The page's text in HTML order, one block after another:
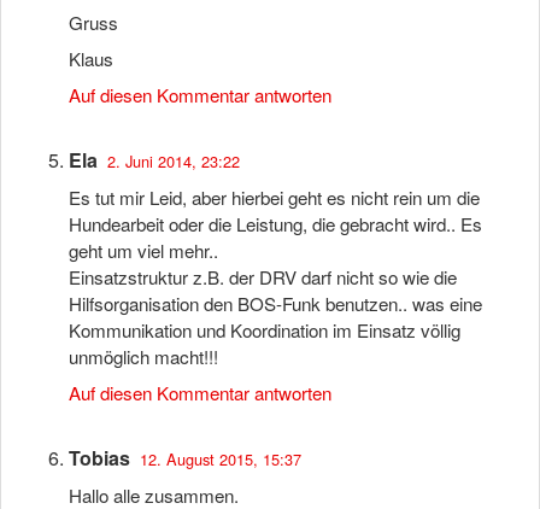
Gruss
Klaus
Auf diesen Kommentar antworten
Ela 2. Juni 2014, 23:22
Es tut mir Leid, aber hierbei geht es nicht rein um die
Hundearbeit oder die Leistung, die gebracht wird.. Es
geht um viel mehr..
Einsatzstruktur z.B. der DRV darf nicht so wie die
Hilfsorganisation den BOS-Funk benutzen.. was eine
Kommunikation und Koordination im Einsatz völlig
unmöglich macht!!!
Auf diesen Kommentar antworten
Tobias 12. August 2015, 15:37
Hallo alle zusammen.